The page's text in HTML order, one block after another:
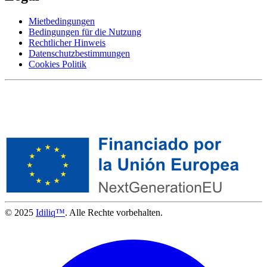
Mietbedingungen
Bedingungen für die Nutzung
Rechtlicher Hinweis
Datenschutzbestimmungen
Cookies Politik
© 2025 Idiliq™. Alle Rechte vorbehalten.